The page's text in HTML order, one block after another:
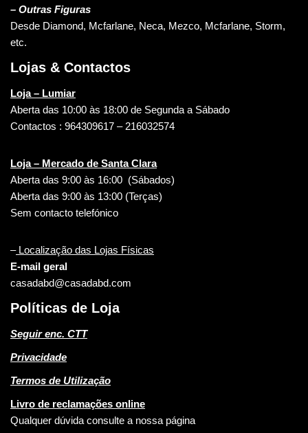
– Outras Figuras
Desde Diamond, Mcfarlane, Neca, Mezco, Mcfarlane, Storm,
etc.
Lojas & Contactos
Loja – Lumiar
Aberta das 10:00 às 18:00 de Segunda a Sábado
Contactos : 964309617 – 216032574
Loja – Mercado de Santa Clara
Aberta das 9:00 às 16:00 (Sábados)
Aberta das 9:00 às 13:00 (Terças)
Sem contacto telefónico
–Localização das Lojas Físicas
E-mail geral
casadabd@casadabd.com
Políticas de Loja
Seguir enc. CTT
Privacidade
Termos de Utilização
Livro de reclamações online
Qualquer dúvida consulte a nossa página